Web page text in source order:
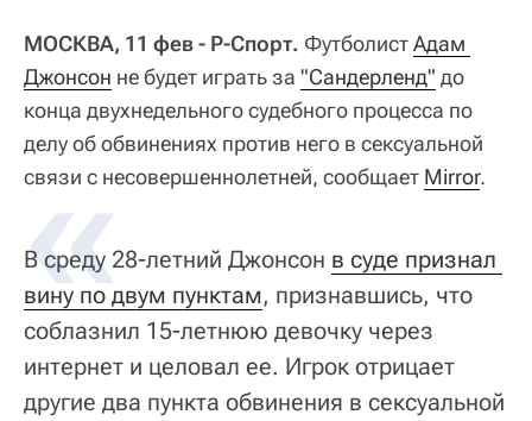
МОСКВА, 11 фев - Р-Спорт. ФутболистАдам
Джонсон не будет играть за "Сандерленд" до
конца двухнедельного судебного процесса по
делу об обвинениях против него в сексуальной
связи с несовершеннолетней, сообщает Mirror.
В среду 28-летний Джонсон в суде признал
вину по двум пунктам, признавшись, что
соблазнил 15-летнюю девочку через
интернет и целовал ее. Игрок отрицает
другие два пункта обвинения в сексуальной